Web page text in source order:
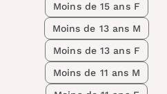
Moins de 15 ans F
Moins de 13 ans M
Moins de 13 ans F
Moins de 11 ans M